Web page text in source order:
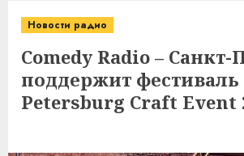
Новости радио
Comedy Radio – Санкт-
поддержит фестиваль
Petersburg Craft Event